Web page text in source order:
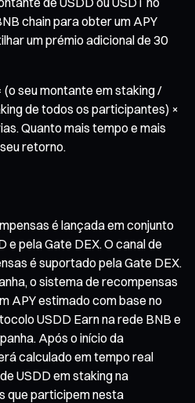
chain para obter um APY
um prémio adicional de 30
seu montante em staking /
de todos os participantes) ×
Quanto mais tempo e mais
retorno.
é lançada em conjunto
e pela Gate DEX. O canal de
é suportado pela Gate DEX.
o sistema de recompensas
APY estimado com base no
USDD Earn na rede BNB e
Após o início da
calculado em tempo real
USDD em staking na
que participem nesta